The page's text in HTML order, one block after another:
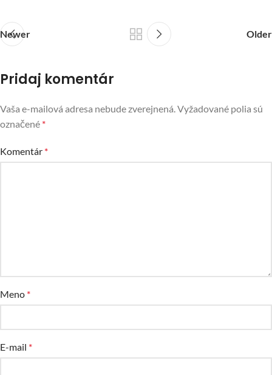
Newer Older
Pridaj komentár
Vaša e-mailová adresa nebude zverejnená. Vyžadované polia sú
označené *
Komentár *
Meno *
E-mail *